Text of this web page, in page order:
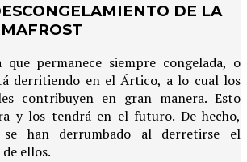
DE LA
permanece siempre congelada, o
derritiendo en el Ártico, a lo cual los
contribuyen en gran manera. Esto
y los tendrá en el futuro. De hecho,
se han derrumbado al derretirse el
ellos.